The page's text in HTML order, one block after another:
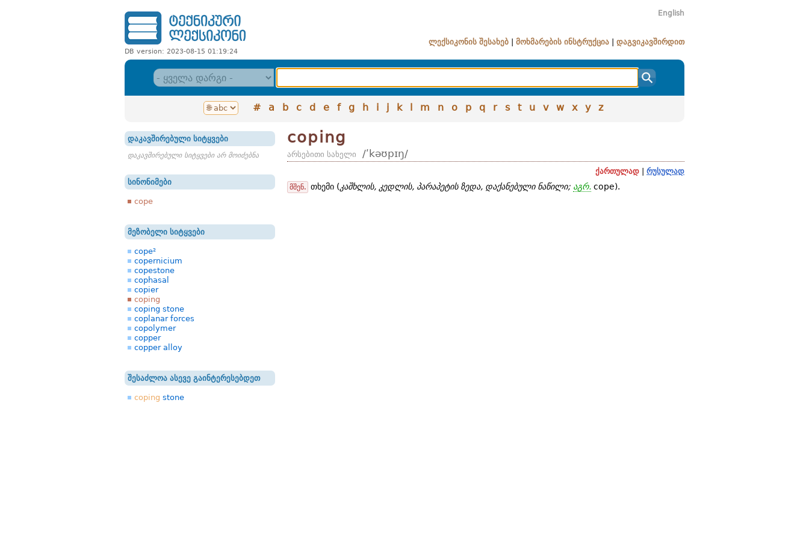
DB version: 2023-08-15 01:19:24
English
ლექსიკონის შესახებ მოხმარების ინსტრუქცია დაგვიკავშირდით
# a b c d e f g h i j k l m n o p q r s t u v w x y z
დაკავშირებული სიტყვები
დაკავშირებული სიტყვები არ მოიძებნა
სინონიმები
cope
მეზობელი სიტყვები
cope²
copernicium
copestone
cophasal
copier
coping
coping stone
coplanar forces
copolymer
copper
copper alloy
შესაძლოა ასევე გაინტერესებდეთ
coping stone
coping
არსებითი სახელი /ʹkəʊpɪŋ/
ქართულად რუსულად
მშენ. თხემი (კაშხლის, კედლის, პარაპეტის ზედა, დაქანებული ნაწილი; აგრ. cope).